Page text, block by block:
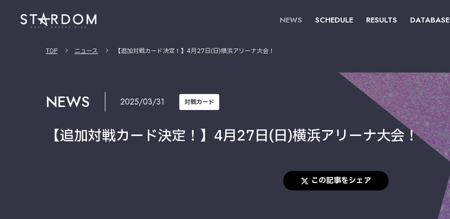
NEWS SCHEDULE RESULTS DATABASE
TOP ニュース 【追加対戦カード決定！】4月27日(日)横浜アリーナ大会！
NEWS 2025/03/31 対戦カード
【追加対戦カード決定！】4月27日(日)横浜アリーナ大会！
この記事をシェア